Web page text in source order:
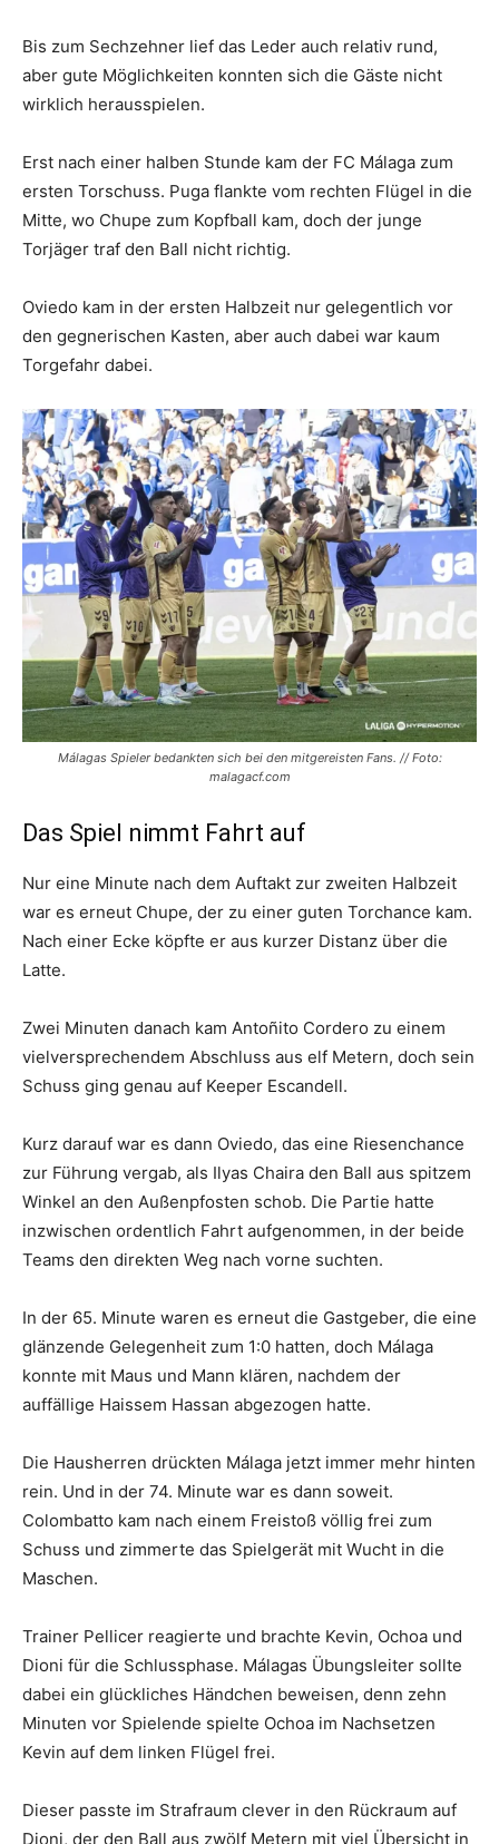
Bis zum Sechzehner lief das Leder auch relativ rund,
aber gute Möglichkeiten konnten sich die Gäste nicht
wirklich herausspielen.
Erst nach einer halben Stunde kam der FC Málaga zum
ersten Torschuss. Puga flankte vom rechten Flügel in die
Mitte, wo Chupe zum Kopfball kam, doch der junge
Torjäger traf den Ball nicht richtig.
Oviedo kam in der ersten Halbzeit nur gelegentlich vor
den gegnerischen Kasten, aber auch dabei war kaum
Torgefahr dabei.
Málagas Spieler bedankten sich bei den mitgereisten Fans. // Foto:
malagacf.com
Das Spiel nimmt Fahrt auf
Nur eine Minute nach dem Auftakt zur zweiten Halbzeit
war es erneut Chupe, der zu einer guten Torchance kam.
Nach einer Ecke köpfte er aus kurzer Distanz über die
Latte.
Zwei Minuten danach kam Antoñito Cordero zu einem
vielversprechendem Abschluss aus elf Metern, doch sein
Schuss ging genau auf Keeper Escandell.
Kurz darauf war es dann Oviedo, das eine Riesenchance
zur Führung vergab, als Ilyas Chaira den Ball aus spitzem
Winkel an den Außenpfosten schob. Die Partie hatte
inzwischen ordentlich Fahrt aufgenommen, in der beide
Teams den direkten Weg nach vorne suchten.
In der 65. Minute waren es erneut die Gastgeber, die eine
glänzende Gelegenheit zum 1:0 hatten, doch Málaga
konnte mit Maus und Mann klären, nachdem der
auffällige Haissem Hassan abgezogen hatte.
Die Hausherren drückten Málaga jetzt immer mehr hinten
rein. Und in der 74. Minute war es dann soweit.
Colombatto kam nach einem Freistoß völlig frei zum
Schuss und zimmerte das Spielgerät mit Wucht in die
Maschen.
Trainer Pellicer reagierte und brachte Kevin, Ochoa und
Dioni für die Schlussphase. Málagas Übungsleiter sollte
dabei ein glückliches Händchen beweisen, denn zehn
Minuten vor Spielende spielte Ochoa im Nachsetzen
Kevin auf dem linken Flügel frei.
Dieser passte im Strafraum clever in den Rückraum auf
Dioni, der den Ball aus zwölf Metern mit viel Übersicht in